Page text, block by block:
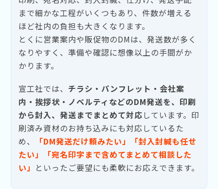
まで細かな工程がいくつもあり、件数が増える
ほど社内の負担も大きくなります。
とくに営業案内や販促物のDMは、発送数が多く
なりやすく、準備や確認に想像以上の手間がか
かります。
宣工社では、 チラシ・パンフレット・会社案
内・挨拶状・ノベルティなどのDM発送を、印刷
から封入、発送までまとめて対応 しています。印
刷済み資材のお持ち込みにも対応しているた
め、
「DM発送だけ頼みたい」「封入封緘も任せ
たい」「宛名印字まで含めてまとめて相談した
い」 といったご要望にも柔軟にお応えできます。